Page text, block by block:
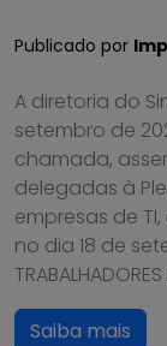
Publicado por
A diretoria do
setembro de
chamada,
delegadas à
empresas de
no dia 18 de
Saiba mais